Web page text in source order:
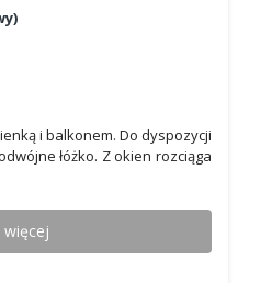
i balkonem. Do dyspozycji
łóżko. Z okien rozciąga
więcej